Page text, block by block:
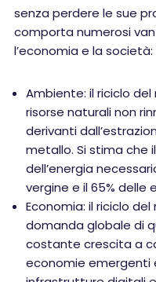
senza perdere le sue
comporta numerosi
l’economia e la società:
Ambiente: il riciclo
risorse naturali non
derivanti
metallo. Si stima che
dell’energia
vergine e il 65% delle
Economia: il riciclo
domanda globale di
costante crescita a
economie emergenti